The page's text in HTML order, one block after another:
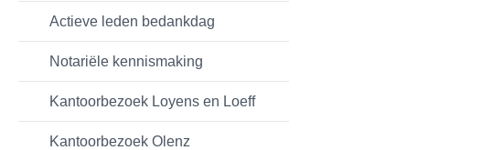
Actieve leden bedankdag
Notariële kennismaking
Kantoorbezoek Loyens en Loeff
Kantoorbezoek Olenz